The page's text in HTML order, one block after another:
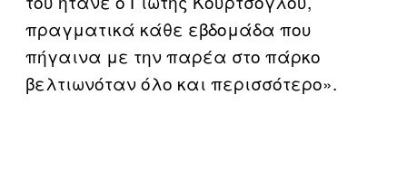
πραγματικά κάθε εβδομάδα που
πήγαινα με την παρέα στο πάρκο
βελτιωνόταν όλο και περισσότερο».